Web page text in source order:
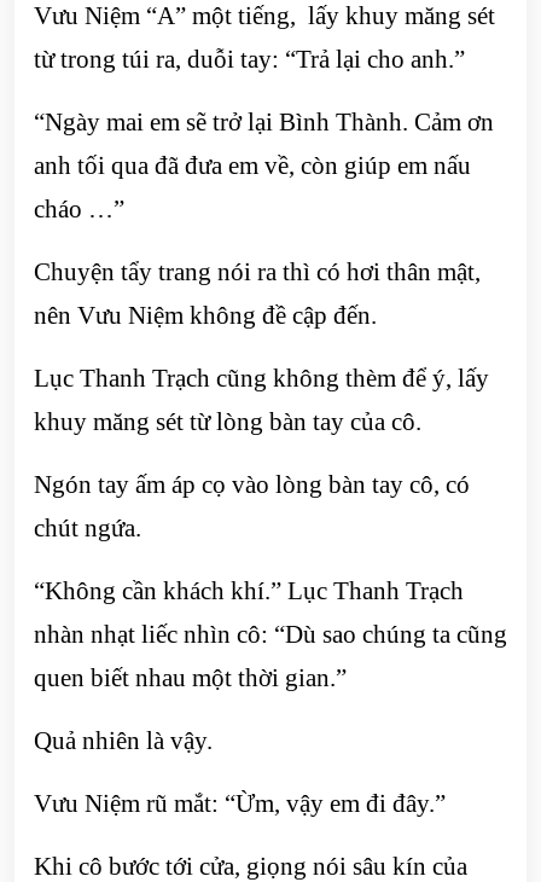
Vưu Niệm “A” một tiếng, lấy khuy măng sét
từ trong túi ra, duỗi tay: “Trả lại cho anh.”
“Ngày mai em sẽ trở lại Bình Thành. Cảm ơn
anh tối qua đã đưa em về, còn giúp em nấu
cháo …”
Chuyện tẩy trang nói ra thì có hơi thân mật,
nên Vưu Niệm không đề cập đến.
Lục Thanh Trạch cũng không thèm để ý, lấy
khuy măng sét từ lòng bàn tay của cô.
Ngón tay ấm áp cọ vào lòng bàn tay cô, có
chút ngứa.
“Không cần khách khí.” Lục Thanh Trạch
nhàn nhạt liếc nhìn cô: “Dù sao chúng ta cũng
quen biết nhau một thời gian.”
Quả nhiên là vậy.
Vưu Niệm rũ mắt: “Ừm, vậy em đi đây.”
Khi cô bước tới cửa, giọng nói sâu kín của